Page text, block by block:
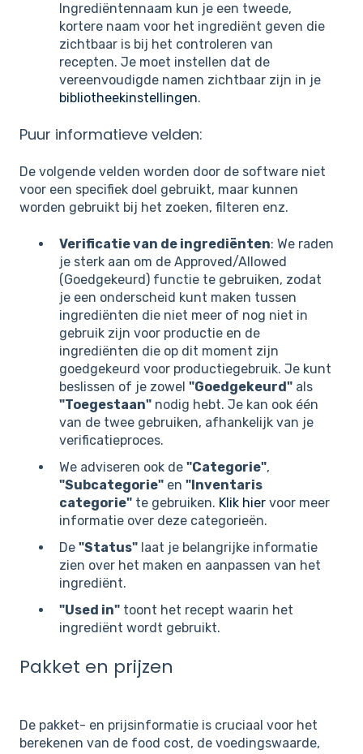
Ingrediëntennaam kun je een tweede,
kortere naam voor het ingrediënt geven die
zichtbaar is bij het controleren van
recepten. Je moet instellen dat de
vereenvoudigde namen zichtbaar zijn in je
bibliotheekinstellingen.
Puur informatieve velden:
De volgende velden worden door de software niet
voor een specifiek doel gebruikt, maar kunnen
worden gebruikt bij het zoeken, filteren enz.
Verificatie van de ingrediënten: We raden
je sterk aan om de Approved/Allowed
(Goedgekeurd) functie te gebruiken, zodat
je een onderscheid kunt maken tussen
ingrediënten die niet meer of nog niet in
gebruik zijn voor productie en de
ingrediënten die op dit moment zijn
goedgekeurd voor productiegebruik. Je kunt
beslissen of je zowel "Goedgekeurd" als
"Toegestaan" nodig hebt. Je kan ook één
van de twee gebruiken, afhankelijk van je
verificatieproces.
We adviseren ook de "Categorie",
"Subcategorie" en "Inventaris
categorie" te gebruiken. Klik hier voor meer
informatie over deze categorieën.
De "Status" laat je belangrijke informatie
zien over het maken en aanpassen van het
ingrediënt.
"Used in" toont het recept waarin het
ingrediënt wordt gebruikt.
Pakket en prijzen
De pakket- en prijsinformatie is cruciaal voor het
berekenen van de food cost, de voedingswaarde,